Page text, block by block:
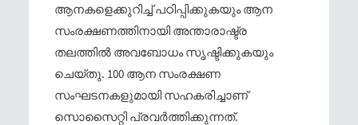
ആനകളെക്കുറിച്ച്‌ പഠിപ്പിക്കുകയും ആന
സംരക്ഷണത്തിനായി അന്താരാഷ്ട്ര
തലത്തില്‍ അവബോധം സൃഷ്ടിക്കുകയും
ചെയ്തു. 100 ആന സംരക്ഷണ
സംഘടനകളുമായി സഹകരിച്ചാണ്
സൊസൈറ്റി പ്രവര്‍ത്തിക്കുന്നത്.